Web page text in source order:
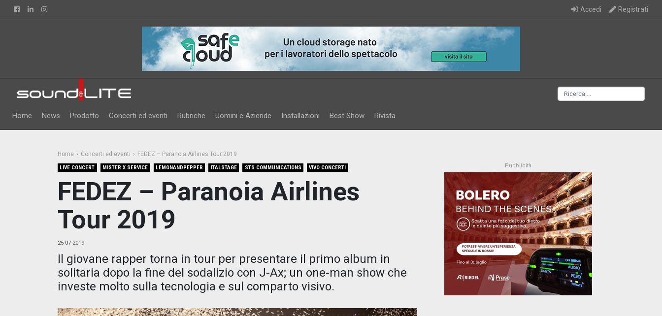
FacebookLinkedin Accedi Registrati
Home News Prodotto Concerti ed eventi Rubriche Uomini e Aziende Installazioni Best Show Rivista
Home Concerti ed eventi FEDEZ – Paranoia Airlines Tour 2019
LIVE CONCERT MISTER X SERVICE LEMONANDPEPPER ITALSTAGE STS COMMUNICATIONS VIVO CONCERTI
FEDEZ – Paranoia Airlines
Tour 2019
25-07-2019
Il giovane rapper torna in tour per presentare il primo album in
solitaria dopo la fine del sodalizio con J-Ax; un one-man show che
investe molto sulla tecnologia e sul comparto visivo.